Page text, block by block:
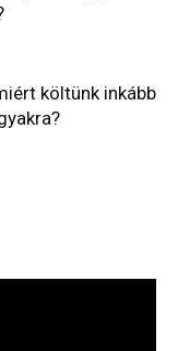
költünk inkább